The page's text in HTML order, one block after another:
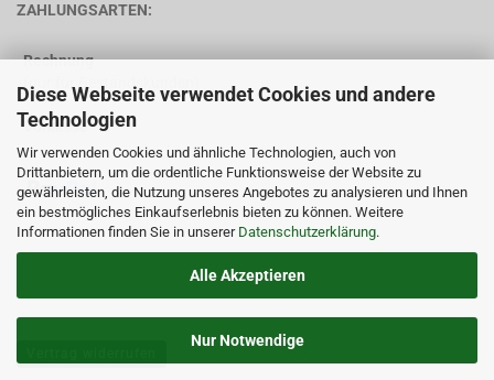
Diese Webseite verwendet Cookies und andere
Technologien
Wir verwenden Cookies und ähnliche Technologien, auch von
Drittanbietern, um die ordentliche Funktionsweise der Website zu
gewährleisten, die Nutzung unseres Angebotes zu analysieren und Ihnen
ein bestmögliches Einkaufserlebnis bieten zu können. Weitere
Informationen finden Sie in unserer Datenschutzerklärung.
Alle Akzeptieren
Nur Notwendige
ZAHLUNGSARTEN:
Rechnung
(nur für Bestandskunden)
Vorkasse